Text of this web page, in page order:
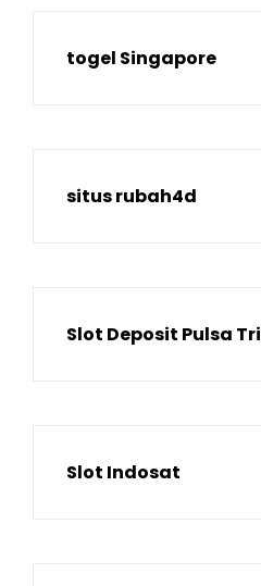
togel Singapore
situs rubah4d
Slot Deposit Pulsa Tri
Slot Indosat